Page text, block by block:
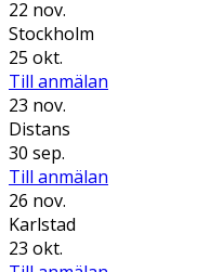
22 nov.
Stockholm
25 okt.
Till anmälan
23 nov.
Distans
30 sep.
Till anmälan
26 nov.
Karlstad
23 okt.